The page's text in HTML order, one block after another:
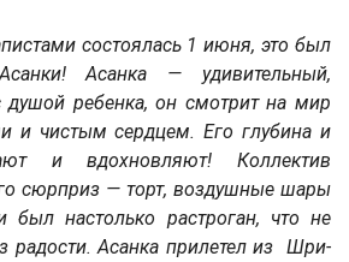
состоялась 1 июня, это был
Асанка — удивительный,
ребенка, он смотрит на мир
и чистым сердцем. Его глубина и
и вдохновляют! Коллектив
сюрприз — торт, воздушные шары
настолько растроган, что не
радости. Асанка прилетел из Шри-